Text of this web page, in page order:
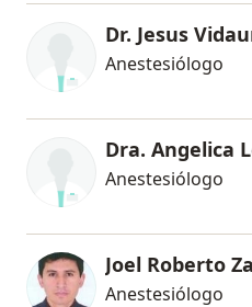
Dr. Jesus
Anestesiólogo
Dra. Angelica
Anestesiólogo
Joel Roberto
Anestesiólogo